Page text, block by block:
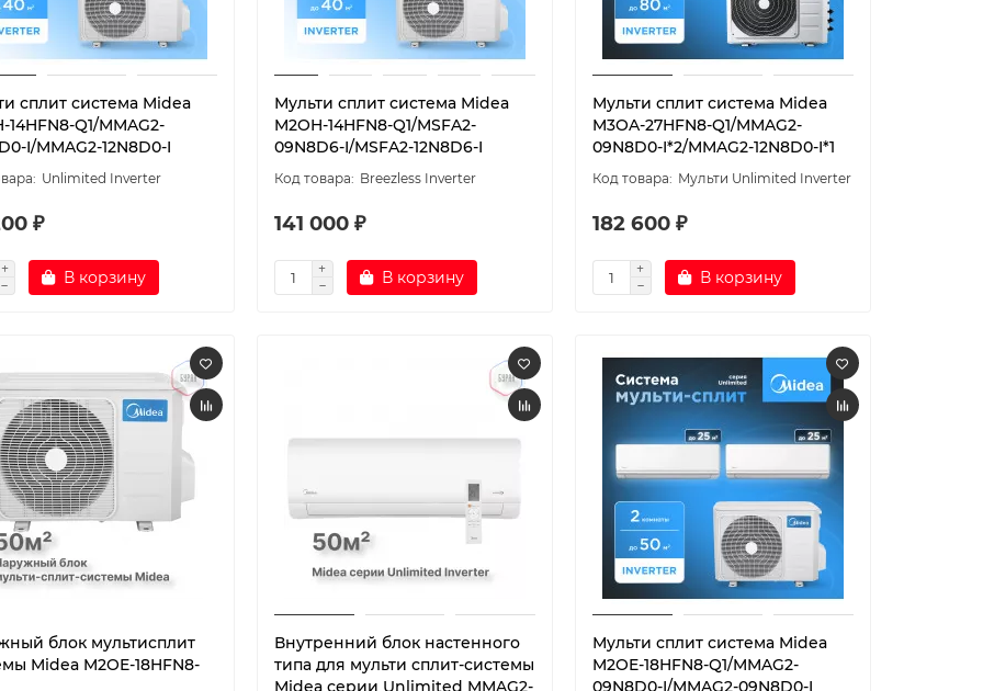
сплит система Midea
14HFN8-Q1/MMAG2-
I/MMAG2-12N8D0-I
Unlimited Inverter
₽
В корзину
Мульти сплит система Midea
M2OH-14HFN8-Q1/MSFA2-
09N8D6-I/MSFA2-12N8D6-I
Breezless Inverter
141 000 ₽
В корзину
Мульти сплит система Midea
M3OA-27HFN8-Q1/MMAG2-
09N8D0-I*2/MMAG2-12N8D0-I*1
Мульти Unlimited Inverter
182 600 ₽
В корзину
блок мультисплит
Midea M2OE-18HFN8-
Внутренний блок настенного
типа для мульти сплит-системы
Midea серии Unlimited MMAG2-
Мульти сплит система Midea
M2OE-18HFN8-Q1/MMAG2-
09N8D0-I/MMAG2-09N8D0-I